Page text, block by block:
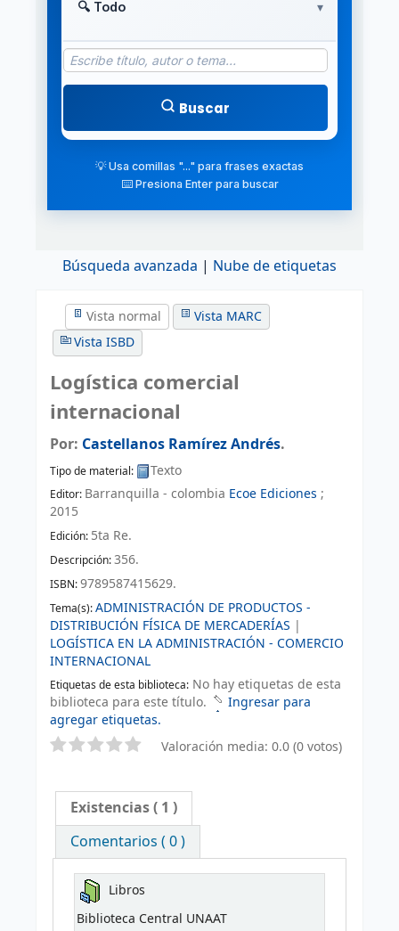
Buscar
💡 Usa comillas "..." para frases exactas
⌨️ Presiona Enter para buscar
Búsqueda avanzada Nube de etiquetas
Vista normal
Vista MARC
Vista ISBD
Logística comercial
internacional
Por: Castellanos Ramírez Andrés.
Tipo de material: Texto
Editor: Barranquilla - colombia Ecoe Ediciones ;
2015
Edición: 5ta Re.
Descripción:356.
ISBN:9789587415629.
Tema(s):ADMINISTRACIÓN DE PRODUCTOS -
DISTRIBUCIÓN FÍSICA DE MERCADERÍAS |
LOGÍSTICA EN LA ADMINISTRACIÓN - COMERCIO
INTERNACIONAL
Etiquetas de esta biblioteca: No hay etiquetas de esta
biblioteca para este título.
Ingresar para
agregar etiquetas.
Valoración media: 0.0 (0 votos)
Existencias( 1 )
Comentarios ( 0 )
Libros
Biblioteca Central UNAAT